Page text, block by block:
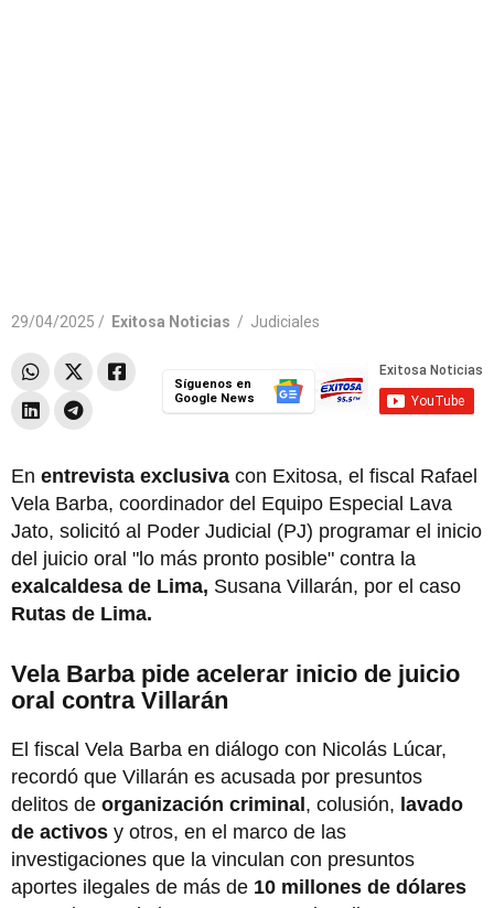
29/04/2025 / Exitosa Noticias / Judiciales
Síguenos en
Google News
En entrevista exclusiva con Exitosa, el fiscal Rafael
Vela Barba, coordinador del Equipo Especial Lava
Jato, solicitó al Poder Judicial (PJ) programar el inicio
del juicio oral "lo más pronto posible" contra la
exalcaldesa de Lima, Susana Villarán, por el caso
Rutas de Lima.
Vela Barba pide acelerar inicio de juicio
oral contra Villarán
El fiscal Vela Barba en diálogo con Nicolás Lúcar,
recordó que Villarán es acusada por presuntos
delitos de organización criminal, colusión, lavado
de activos y otros, en el marco de las
investigaciones que la vinculan con presuntos
aportes ilegales de más de 10 millones de dólares